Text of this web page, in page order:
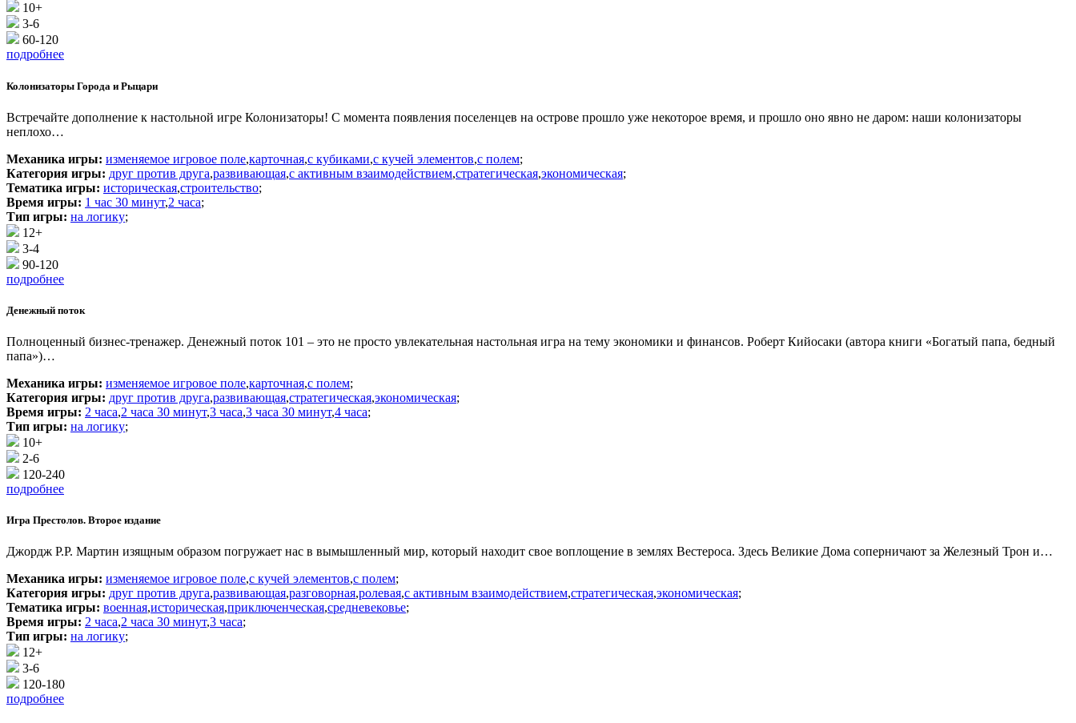
10+
3-6
60-120
подробнее
Колонизаторы Города и Рыцари
Встречайте дополнение к настольной игре Колонизаторы! С момента появления поселенцев на острове прошло уже некоторое время, и прошло оно явно не даром: наши колонизаторы
неплохо…
Механика игры: изменяемое игровое поле,карточная,с кубиками,с кучей элементов,с полем;
Категория игры: друг против друга,развивающая,с активным взаимодействием,стратегическая,экономическая;
Тематика игры: историческая,строительство;
Время игры: 1 час 30 минут,2 часа;
Тип игры: на логику;
12+
3-4
90-120
подробнее
Денежный поток
Полноценный бизнес-тренажер. Денежный поток 101 – это не просто увлекательная настольная игра на тему экономики и финансов. Роберт Кийосаки (автора книги «Богатый папа, бедный
папа»)…
Механика игры: изменяемое игровое поле,карточная,с полем;
Категория игры: друг против друга,развивающая,стратегическая,экономическая;
Время игры: 2 часа,2 часа 30 минут,3 часа,3 часа 30 минут,4 часа;
Тип игры: на логику;
10+
2-6
120-240
подробнее
Игра Престолов. Второе издание
Джордж Р.Р. Мартин изящным образом погружает нас в вымышленный мир, который находит свое воплощение в землях Вестероса. Здесь Великие Дома соперничают за Железный Трон и…
Механика игры: изменяемое игровое поле,с кучей элементов,с полем;
Категория игры: друг против друга,развивающая,разговорная,ролевая,с активным взаимодействием,стратегическая,экономическая;
Тематика игры: военная,историческая,приключенческая,средневековье;
Время игры: 2 часа,2 часа 30 минут,3 часа;
Тип игры: на логику;
12+
3-6
120-180
подробнее